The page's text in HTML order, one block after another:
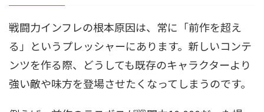
戦闘力インフレの根本原因は、常に「前作を超え
る」というプレッシャーにあります。新しいコンテ
ンツを作る際、どうしても既存のキャラクターより
強い敵や味方を登場させたくなってしまうのです。